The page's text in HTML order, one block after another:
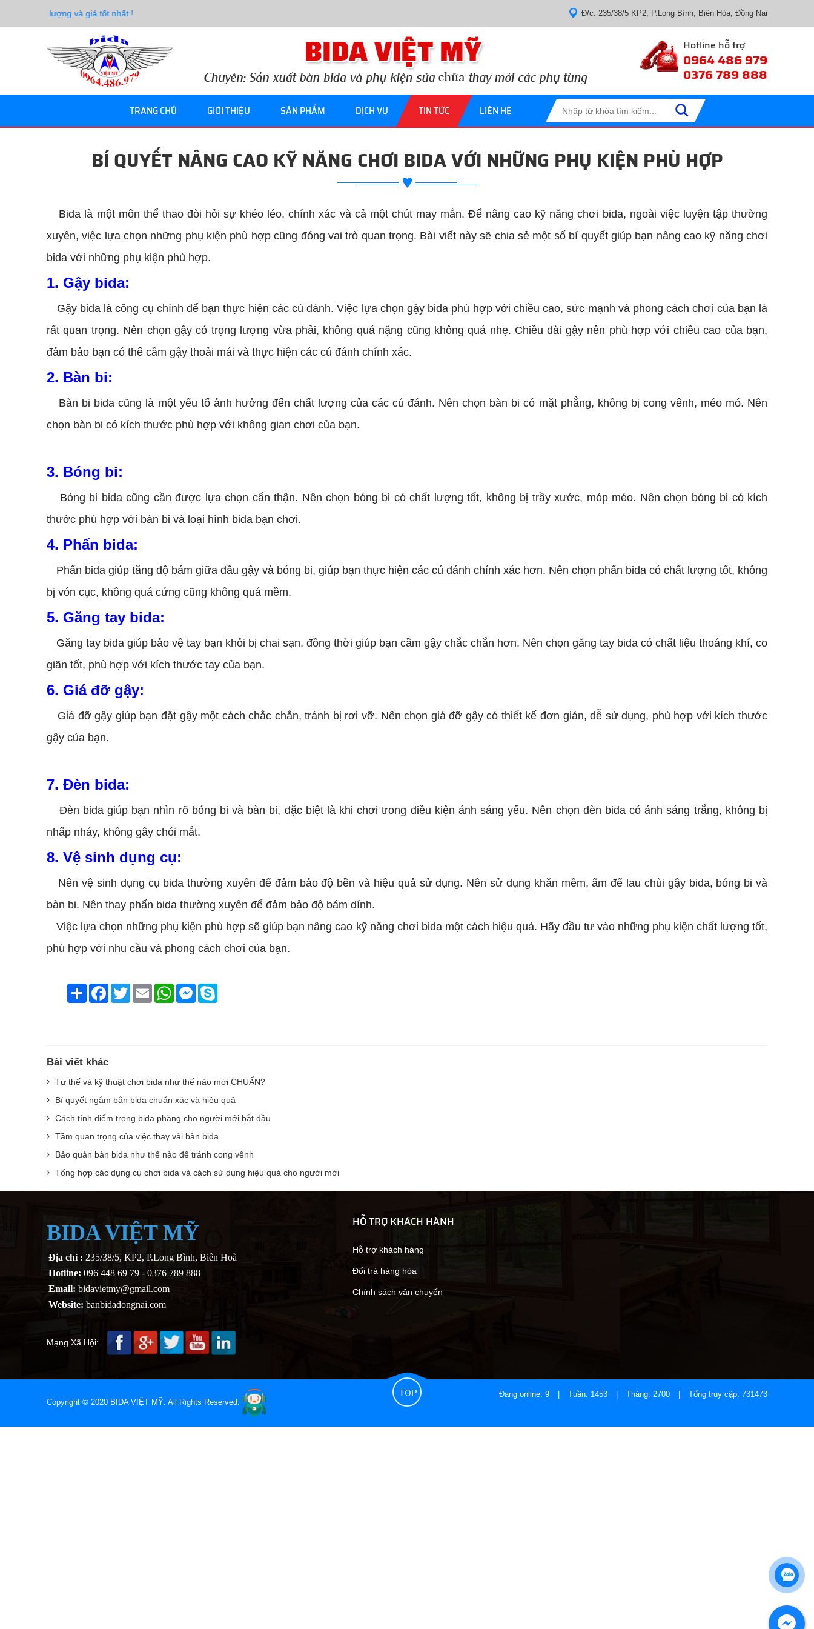
chất lượng và giá tốt nhất ! Đ/c: 235/38/5 KP2, P.Long Bình, Biên Hòa, Đồng Nai
Hotline hỗ trợ
0964 486 979
0376 789 888
TRANG CHỦ GIỚI THIỆU SẢN PHẨM DỊCH VỤ TIN TỨC LIÊN HỆ
BÍ QUYẾT NÂNG CAO KỸ NĂNG CHƠI BIDA VỚI NHỮNG PHỤ KIỆN PHÙ HỢP
Bida là một môn thể thao đòi hỏi sự khéo léo, chính xác và cả một chút may mắn. Để nâng cao kỹ năng chơi bida, ngoài việc luyện tập thường
xuyên, việc lựa chọn những phụ kiện phù hợp cũng đóng vai trò quan trọng. Bài viết này sẽ chia sẻ một số bí quyết giúp bạn nâng cao kỹ năng chơi
bida với những phụ kiện phù hợp.
1. Gậy bida:
Gậy bida là công cụ chính để bạn thực hiện các cú đánh. Việc lựa chọn gậy bida phù hợp với chiều cao, sức mạnh và phong cách chơi của bạn là
rất quan trọng. Nên chọn gậy có trọng lượng vừa phải, không quá nặng cũng không quá nhẹ. Chiều dài gậy nên phù hợp với chiều cao của bạn,
đảm bảo bạn có thể cầm gậy thoải mái và thực hiện các cú đánh chính xác.
2. Bàn bi:
Bàn bi bida cũng là một yếu tố ảnh hưởng đến chất lượng của các cú đánh. Nên chọn bàn bi có mặt phẳng, không bị cong vênh, méo mó. Nên
chọn bàn bi có kích thước phù hợp với không gian chơi của bạn.
3. Bóng bi:
Bóng bi bida cũng cần được lựa chọn cẩn thận. Nên chọn bóng bi có chất lượng tốt, không bị trầy xước, móp méo. Nên chọn bóng bi có kích
thước phù hợp với bàn bi và loại hình bida bạn chơi.
4. Phấn bida:
Phấn bida giúp tăng độ bám giữa đầu gậy và bóng bi, giúp bạn thực hiện các cú đánh chính xác hơn. Nên chọn phấn bida có chất lượng tốt, không
bị vón cục, không quá cứng cũng không quá mềm.
5. Găng tay bida:
Găng tay bida giúp bảo vệ tay bạn khỏi bị chai sạn, đồng thời giúp bạn cầm gậy chắc chắn hơn. Nên chọn găng tay bida có chất liệu thoáng khí, co
giãn tốt, phù hợp với kích thước tay của bạn.
6. Giá đỡ gậy:
Giá đỡ gậy giúp bạn đặt gậy một cách chắc chắn, tránh bị rơi vỡ. Nên chọn giá đỡ gậy có thiết kế đơn giản, dễ sử dụng, phù hợp với kích thước
gậy của bạn.
7. Đèn bida:
Đèn bida giúp bạn nhìn rõ bóng bi và bàn bi, đặc biệt là khi chơi trong điều kiện ánh sáng yếu. Nên chọn đèn bida có ánh sáng trắng, không bị
nhấp nháy, không gây chói mắt.
8. Vệ sinh dụng cụ:
Nên vệ sinh dụng cụ bida thường xuyên để đảm bảo độ bền và hiệu quả sử dụng. Nên sử dụng khăn mềm, ẩm để lau chùi gậy bida, bóng bi và
bàn bi. Nên thay phấn bida thường xuyên để đảm bảo độ bám dính.
Việc lựa chọn những phụ kiện phù hợp sẽ giúp bạn nâng cao kỹ năng chơi bida một cách hiệu quả. Hãy đầu tư vào những phụ kiện chất lượng tốt,
phù hợp với nhu cầu và phong cách chơi của bạn.
Chia
sẻ
Facebook
TwitterEmail WhatsAppMessenger
Bài viết khác
Tư thế và kỹ thuật chơi bida như thế nào mới CHUẨN?
Bí quyết ngắm bắn bida chuẩn xác và hiệu quả
Cách tính điểm trong bida phăng cho người mới bắt đầu
Tầm quan trọng của việc thay vải bàn bida
Bảo quản bàn bida như thế nào để tránh cong vênh
Tổng hợp các dụng cụ chơi bida và cách sử dụng hiệu quả cho người mới
BIDA VIỆT MỸ
Địa chỉ : 235/38/5, KP2, P.Long Bình, Biên Hoà
Hotline: 096 448 69 79 - 0376 789 888
Email: bidavietmy@gmail.com
Website: banbidadongnai.com
Mạng Xã Hội:
HỖ TRỢ KHÁCH HÀNH
Hỗ trợ khách hàng
Đổi trả hàng hóa
Chính sách vận chuyển
Copyright © 2020 BIDA VIỆT MỸ. All Rights Reserved.
Đang online: 9 Tuần: 1453 Tháng: 2700 Tổng truy cập: 731473